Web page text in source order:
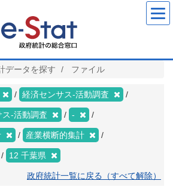
データを探す ファイル
経済センサス‐活動調査
‐活動調査 -
産業横断的集計
12 千葉県
政府統計一覧に戻る（すべて解除）